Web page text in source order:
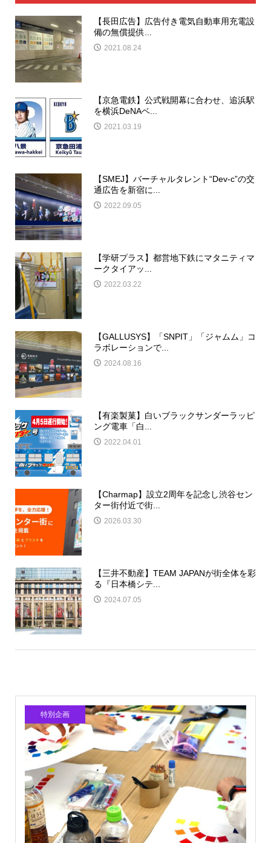
【長田広告】広告付き電気自動車用充電設
備の無償提供...
2021.08.24
【京急電鉄】公式戦開幕に合わせ、追浜駅
を横浜DeNAベ...
2021.03.19
【SMEJ】バーチャルタレント“Dev-c”の交
通広告を新宿に...
2022.09.05
【学研プラス】都営地下鉄にマタニティマ
ークタイアッ...
2022.03.22
【GALLUSYS】「SNPIT」「ジャムム」コ
ラボレーションで...
2024.08.16
【有楽製菓】白いブラックサンダーラッピ
ング電車「白...
2022.04.01
【Charmap】設立2周年を記念し渋谷セン
ター街付近で街...
2026.03.30
【三井不動産】TEAM JAPANが街全体を彩
る『日本橋シテ...
2024.07.05
特別企画